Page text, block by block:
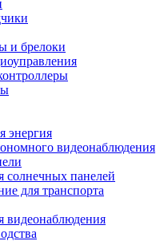
и брелоки
энергия
видеонаблюдения
солнечных панелей
для транспорта
видеонаблюдения